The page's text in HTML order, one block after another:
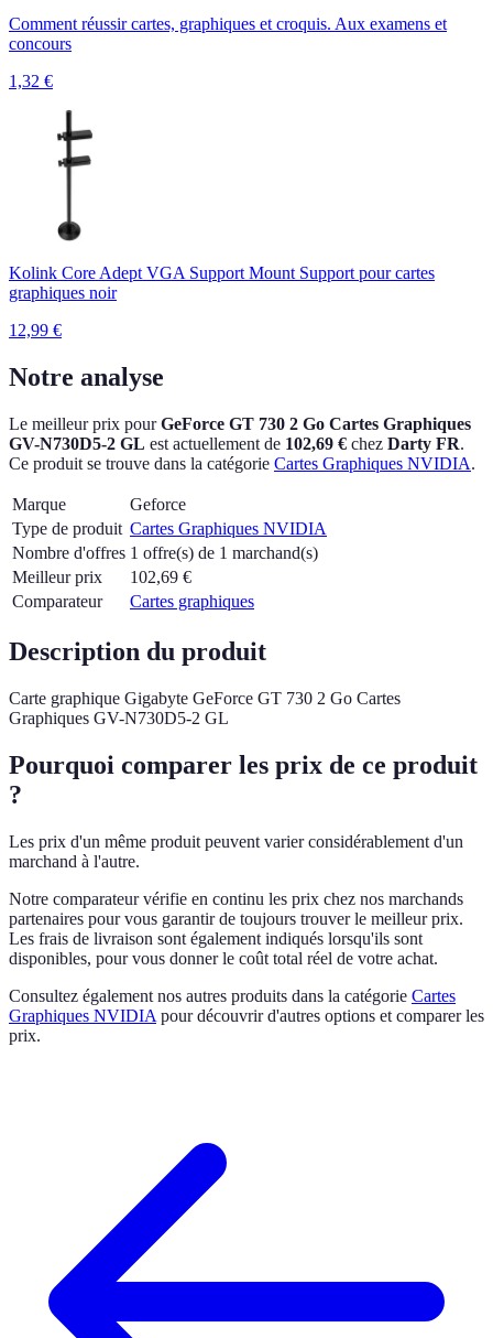
Comment réussir cartes, graphiques et croquis. Aux examens et
concours
1,32 €
Kolink Core Adept VGA Support Mount Support pour cartes
graphiques noir
12,99 €
Notre analyse
Le meilleur prix pourGeForce GT 730 2 Go Cartes Graphiques
GV-N730D5-2 GL est actuellement de 102,69 € chez Darty FR.
Ce produit se trouve dans la catégorie Cartes Graphiques NVIDIA.
Marque
Geforce
Type de produit Cartes Graphiques NVIDIA
Nombre d'offres 1 offre(s) de 1 marchand(s)
Meilleur prix
102,69 €
Comparateur
Cartes graphiques
Description du produit
Carte graphique Gigabyte GeForce GT 730 2 Go Cartes
Graphiques GV-N730D5-2 GL
Pourquoi comparer les prix de ce produit
?
Les prix d'un même produit peuvent varier considérablement d'un
marchand à l'autre.
Notre comparateur vérifie en continu les prix chez nos marchands
partenaires pour vous garantir de toujours trouver le meilleur prix.
Les frais de livraison sont également indiqués lorsqu'ils sont
disponibles, pour vous donner le coût total réel de votre achat.
Consultez également nos autres produits dans la catégorie Cartes
Graphiques NVIDIA pour découvrir d'autres options et comparer les
prix.